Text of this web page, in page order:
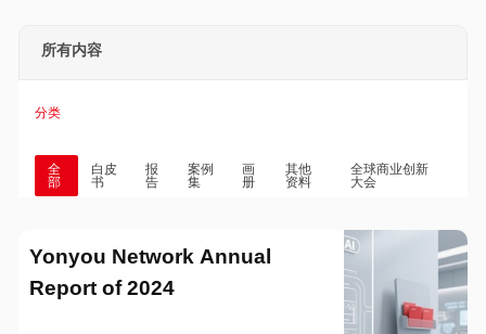
所有内容
分类
全
部
白皮
书
报
告
案例
集
画
册
其他
资料
全球商业创新
大会
Yonyou Network Annual
Report of 2024